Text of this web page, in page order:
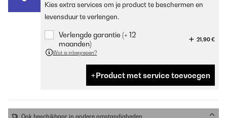
Kies extra services om je product te beschermen en
levensduur te verlengen.
Verlengde garantie (+ 12
maanden)
21,90 €
Wat is inbegrepen?
Product met service toevoegen
Ook beschikbaar in andere omstandigheden